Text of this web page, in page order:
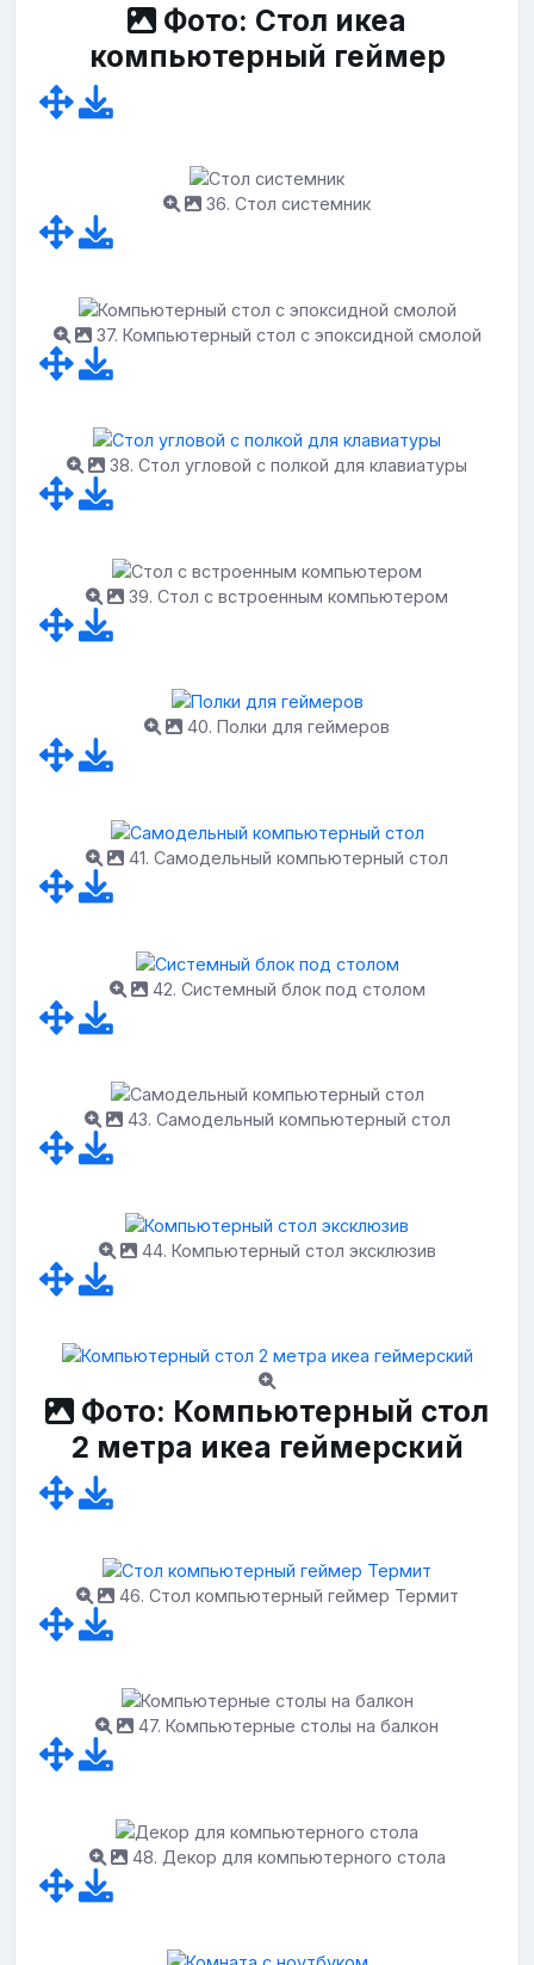
Фото: Стол икеа
компьютерный геймер
36. Стол системник
37. Компьютерный стол с эпоксидной смолой
38. Стол угловой с полкой для клавиатуры
39. Стол с встроенным компьютером
40. Полки для геймеров
41. Самодельный компьютерный стол
42. Системный блок под столом
43. Самодельный компьютерный стол
44. Компьютерный стол эксклюзив
Фото: Компьютерный стол
2 метра икеа геймерский
46. Стол компьютерный геймер Термит
47. Компьютерные столы на балкон
48. Декор для компьютерного стола